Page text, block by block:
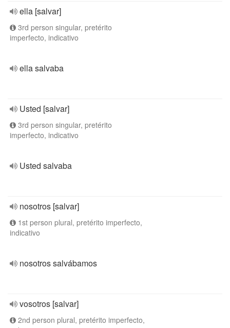
ella [salvar]
3rd person singular, pretérito
imperfecto, indicativo
ella salvaba
Usted [salvar]
3rd person singular, pretérito
imperfecto, indicativo
Usted salvaba
nosotros [salvar]
1st person plural, pretérito imperfecto,
indicativo
nosotros salvábamos
vosotros [salvar]
2nd person plural, pretérito imperfecto,